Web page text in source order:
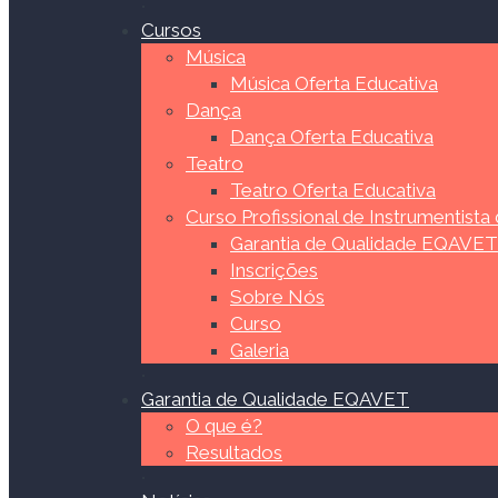
Cursos
Música
Música Oferta Educativa
Dança
Dança Oferta Educativa
Teatro
Teatro Oferta Educativa
Curso Profissional de Instrumentista
Garantia de Qualidade EQAVET
Inscrições
Sobre Nós
Curso
Galeria
Garantia de Qualidade EQAVET
O que é?
Resultados